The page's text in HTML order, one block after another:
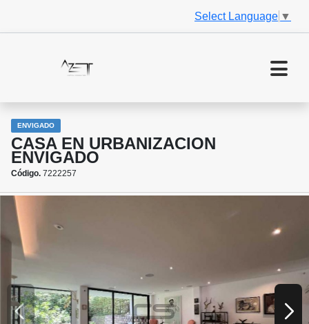
Select Language ▼
ENVIGADO
CASA EN URBANIZACION
ENVIGADO
Código. 7222257